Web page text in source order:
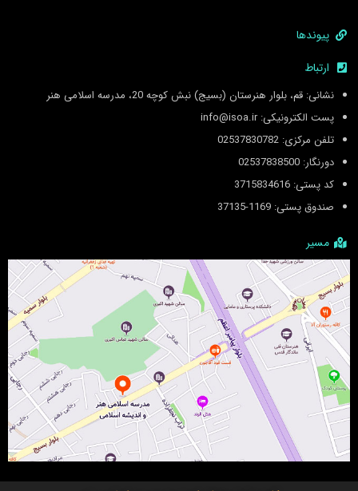
پیوندها
ارتباط
نشانی: قم، بلوار هنرستان (بسیج) نبش کوچه 20، مدرسه اسلامی هنر
پست الکترونیکی: info@isoa.ir
تلفن مرکزی: 02537830782
دورنگار: 02537838500
کد پستی: 3715834616
صندوق پستی: 1169-37135
مسیر